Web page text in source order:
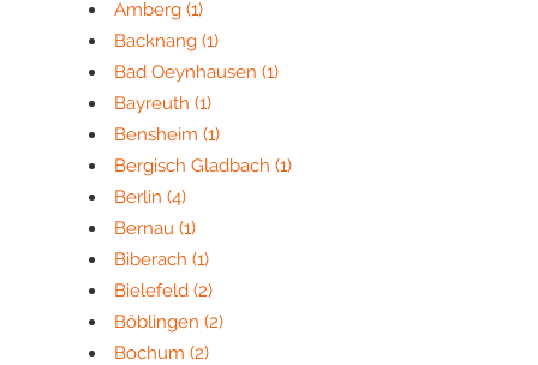
Amberg (1)
Backnang (1)
Bad Oeynhausen (1)
Bayreuth (1)
Bensheim (1)
Bergisch Gladbach (1)
Berlin (4)
Bernau (1)
Biberach (1)
Bielefeld (2)
Böblingen (2)
Bochum (2)